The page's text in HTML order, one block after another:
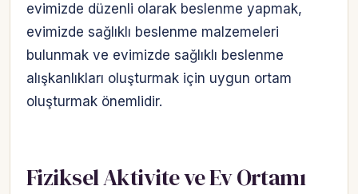
evimizde düzenli olarak beslenme yapmak,
evimizde sağlıklı beslenme malzemeleri
bulunmak ve evimizde sağlıklı beslenme
alışkanlıkları oluşturmak için uygun ortam
oluşturmak önemlidir.
Fiziksel Aktivite ve Ev Ortamı